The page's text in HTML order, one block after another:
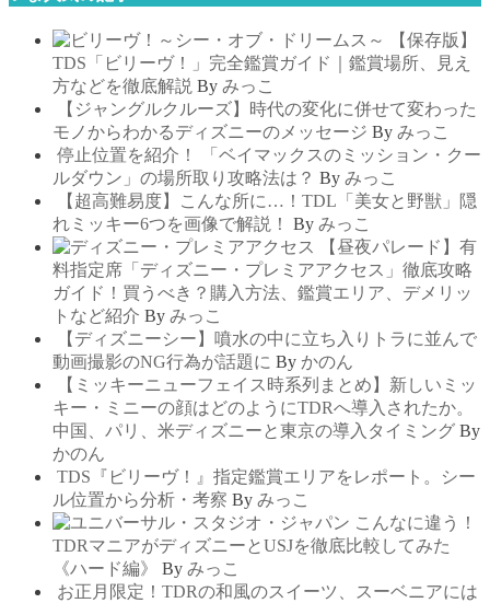
【保存版】
TDS「ビリーヴ！」完全鑑賞ガイド｜鑑賞場所、見え
方などを徹底解説 By みっこ
【ジャングルクルーズ】時代の変化に併せて変わった
モノからわかるディズニーのメッセージ By みっこ
停止位置を紹介！ 「ベイマックスのミッション・クー
ルダウン」の場所取り攻略法は？ By みっこ
【超高難易度】こんな所に…！TDL「美女と野獣」隠
れミッキー6つを画像で解説！
By みっこ
【昼夜パレード】有
料指定席「ディズニー・プレミアアクセス」徹底攻略
ガイド！買うべき？購入方法、鑑賞エリア、デメリッ
トなど紹介 By みっこ
【ディズニーシー】噴水の中に立ち入りトラに並んで
動画撮影のNG行為が話題に By かのん
【ミッキーニューフェイス時系列まとめ】新しいミッ
キー・ミニーの顔はどのようにTDRへ導入されたか。
中国、パリ、米ディズニーと東京の導入タイミング By
かのん
TDS『ビリーヴ！』指定鑑賞エリアをレポート。シー
ル位置から分析・考察 By みっこ
こんなに違う！
TDRマニアがディズニーとUSJを徹底比較してみた
《ハード編》
By みっこ
お正月限定！TDRの和風のスイーツ、スーベニアには